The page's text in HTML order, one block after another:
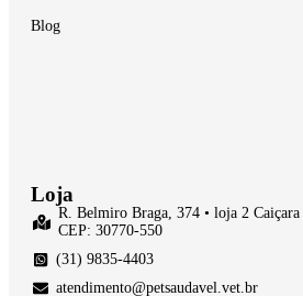
Blog
Loja
R. Belmiro Braga, 374 • loja 2
CEP: 30770-550
(31) 9835-4403
atendimento@petsaudavel.vet.br